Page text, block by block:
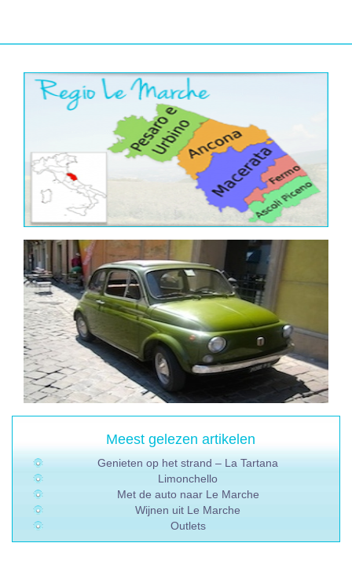
Meest gelezen artikelen
Genieten op het strand – La Tartana
Limonchello
Met de auto naar Le Marche
Wijnen uit Le Marche
Outlets